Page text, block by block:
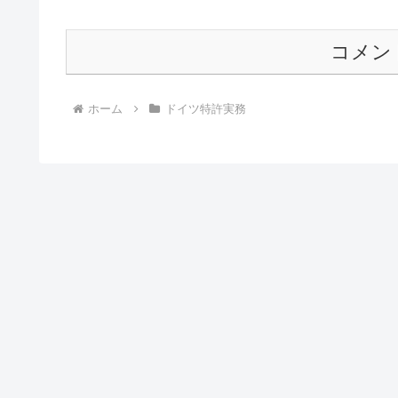
コメン
ホーム ドイツ特許実務